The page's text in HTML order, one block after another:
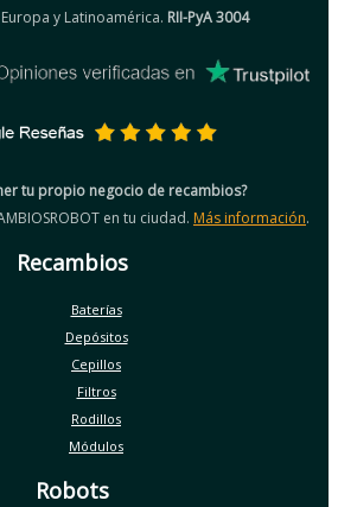
y Latinoamérica. RII-PyA 3004
tu propio negocio de recambios?
en tu ciudad. Más información.
Recambios
Baterías
Depósitos
Cepillos
Filtros
Rodillos
Módulos
Robots